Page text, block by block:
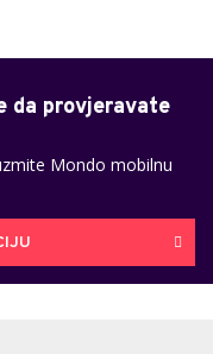
da provjeravate
Mondo mobilnu